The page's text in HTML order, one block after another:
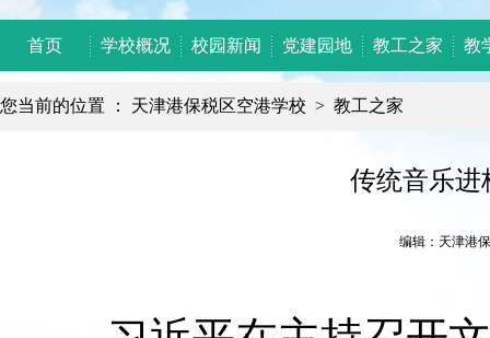
首页 学校概况 校园新闻 党建园地 教工之家 教
您当前的位置 ： 天津港保税区空港学校 > 教工之家
传统音乐进
编辑：天津港